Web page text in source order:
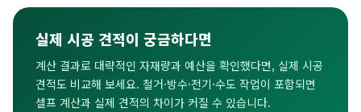
실제 시공 견적이 궁금하다면
계산 결과로 대략적인 자재량과 예산을 확인했다면, 실제 시공
견적도 비교해 보세요. 철거·방수·전기·수도 작업이 포함되면
셀프 계산과 실제 견적의 차이가 커질 수 있습니다.